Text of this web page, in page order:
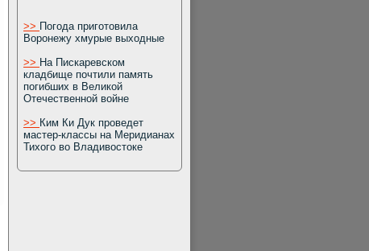
>> Погода приготовила
Воронежу хмурые выходные
>> На Пискаревском
кладбище почтили память
погибших в Великой
Отечественной войне
>> Ким Ки Дук проведет
мастер-классы на Меридианах
Тихого во Владивостоке